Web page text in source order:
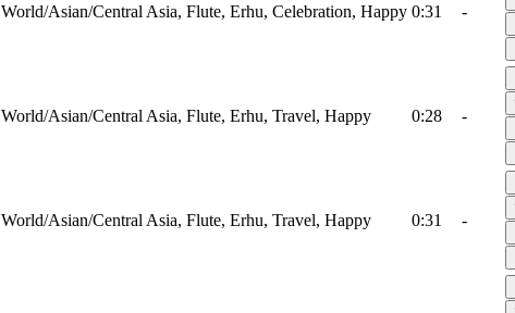
World/Asian/Central Asia, Flute, Erhu, Celebration, Happy 0:31 -
World/Asian/Central Asia, Flute, Erhu, Travel, Happy 0:28 -
World/Asian/Central Asia, Flute, Erhu, Travel, Happy 0:31 -